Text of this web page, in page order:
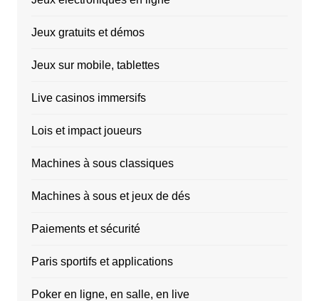
Jeux gratuits et démos
Jeux sur mobile, tablettes
Live casinos immersifs
Lois et impact joueurs
Machines à sous classiques
Machines à sous et jeux de dés
Paiements et sécurité
Paris sportifs et applications
Poker en ligne, en salle, en live